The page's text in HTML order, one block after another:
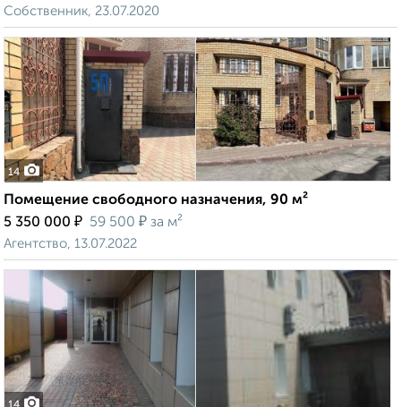
Собственник, 23.07.2020
14
Помещение свободного назначения, 90 м²
5 350 000 ₽ 59 500 ₽ за м²
Агентство, 13.07.2022